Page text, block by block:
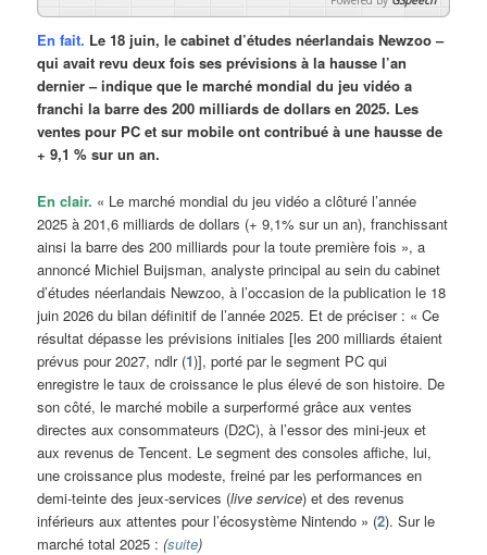
En fait. Le 18 juin, le cabinet d’études néerlandais Newzoo –
qui avait revu deux fois ses prévisions à la hausse l’an
dernier – indique que le marché mondial du jeu vidéo a
franchi la barre des 200 milliards de dollars en 2025. Les
ventes pour PC et sur mobile ont contribué à une hausse de
+ 9,1 % sur un an.
En clair. « Le marché mondial du jeu vidéo a clôturé l’année
2025 à 201,6 milliards de dollars (+ 9,1% sur un an), franchissant
ainsi la barre des 200 milliards pour la toute première fois », a
annoncé Michiel Buijsman, analyste principal au sein du cabinet
d’études néerlandais Newzoo, à l’occasion de la publication le 18
juin 2026 du bilan définitif de l’année 2025. Et de préciser : « Ce
résultat dépasse les prévisions initiales [les 200 milliards étaient
prévus pour 2027, ndlr (1)], porté par le segment PC qui
enregistre le taux de croissance le plus élevé de son histoire. De
son côté, le marché mobile a surperformé grâce aux ventes
directes aux consommateurs (D2C), à l’essor des mini-jeux et
aux revenus de Tencent. Le segment des consoles affiche, lui,
une croissance plus modeste, freiné par les performances en
demi-teinte des jeux-services (live service) et des revenus
inférieurs aux attentes pour l’écosystème Nintendo » (2). Sur le
marché total 2025 :(suite)